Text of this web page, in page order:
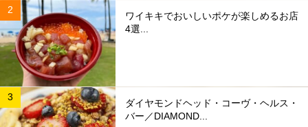
ワイキキでおいしいポケが楽しめるお店
4選...
ダイヤモンドヘッド・コーヴ・ヘルス・
バー／DIAMOND...